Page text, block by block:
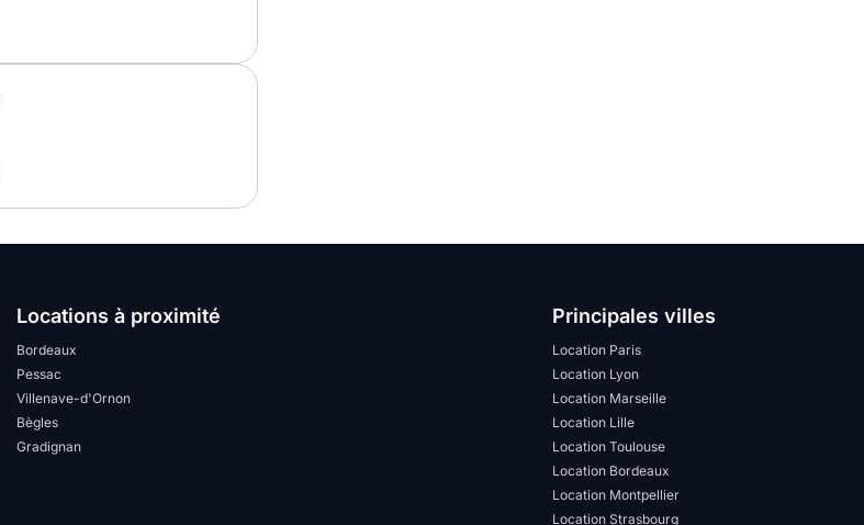
Locations à proximité
Bordeaux
Pessac
Villenave-d'Ornon
Bègles
Gradignan
Principales villes
Location Paris
Location Lyon
Location Marseille
Location Lille
Location Toulouse
Location Bordeaux
Location Montpellier
Location Strasbourg